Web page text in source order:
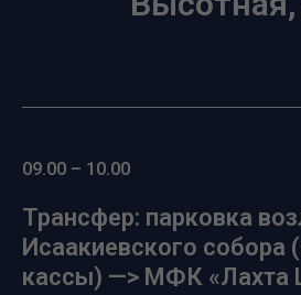
09.00 – 10.00
Трансфер: парковка
Исаакиевского собора
кассы) —> МФК «Лахта